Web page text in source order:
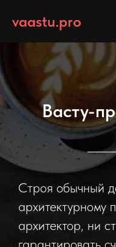
vaastu.pro
Васту-
Строя обычный
архитектурному
архитектор, ни